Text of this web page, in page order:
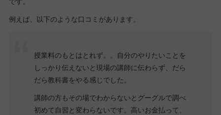
例えば、以下のような口コミがあります。
授業料のもとはとれず。。自分のやりたいことを
しっかり伝えないと現場の講師に伝わらず、だら
だら教科書をやる感じでした。
講師の方もその場でわからないとグーグルで調べ
初めて自習と変わらないです。高いお金払って、